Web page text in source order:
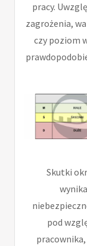
pracy.
zagrożenia,
czy poziom
Skutki
pod